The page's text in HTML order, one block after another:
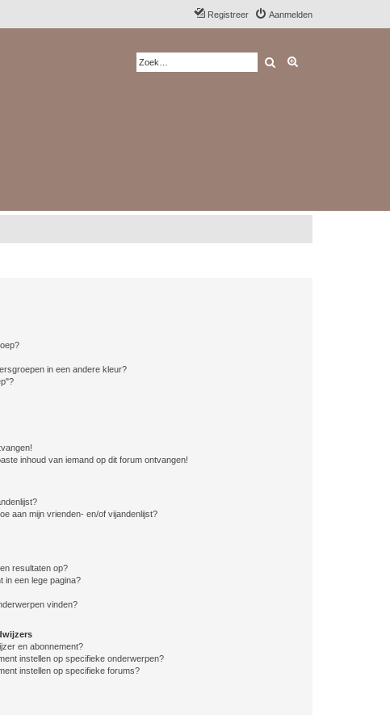
Aanmelden
Registreer
Zoek
in een andere kleur?
inhoud van iemand op dit forum ontvangen!
aan mijn vrienden- en/of vijandenlijst?
resultaten op?
in een lege pagina?
vinden?
en abonnement?
instellen op specifieke onderwerpen?
instellen op specifieke forums?